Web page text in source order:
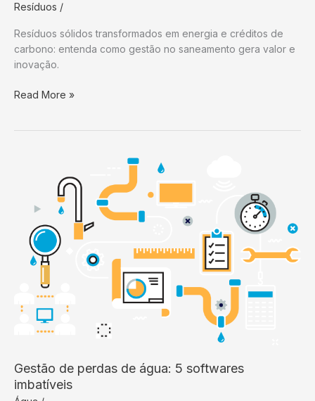
Resíduos /
Resíduos sólidos transformados em energia e créditos de
carbono: entenda como gestão no saneamento gera valor e
inovação.
Aterro
Read More »
Gestão de perdas de água: 5 softwares
imbatíveis